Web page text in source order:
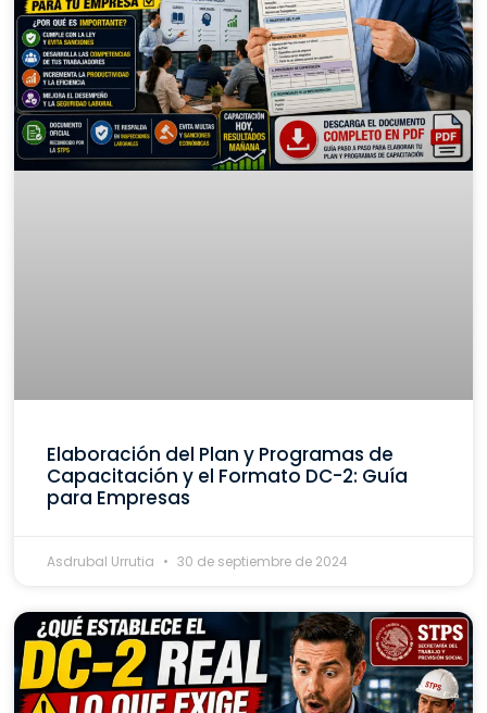
Elaboración del Plan y Programas de
Capacitación y el Formato DC-2: Guía
para Empresas
Asdrubal Urrutia 30 de septiembre de 2024